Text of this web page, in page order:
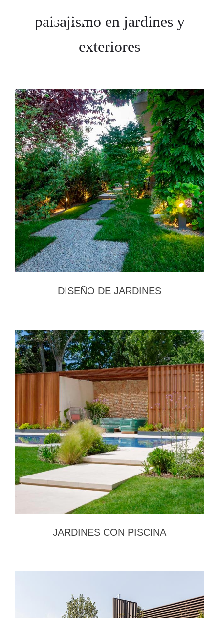
paisajismo en jardines y
exteriores
DISEÑO DE JARDINES
JARDINES CON PISCINA